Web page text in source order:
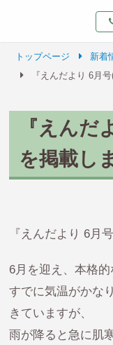
トップページ 新着
『えんだより 6月
『えんだ
を掲載し
『えんだより 6月
6月を迎え、本格
すでに気温がかな
きていますが、
雨が降ると急に肌